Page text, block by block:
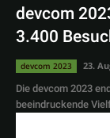
devcom
3.400
devcom 2023 23.
Die devcom 2023
beeindruckende